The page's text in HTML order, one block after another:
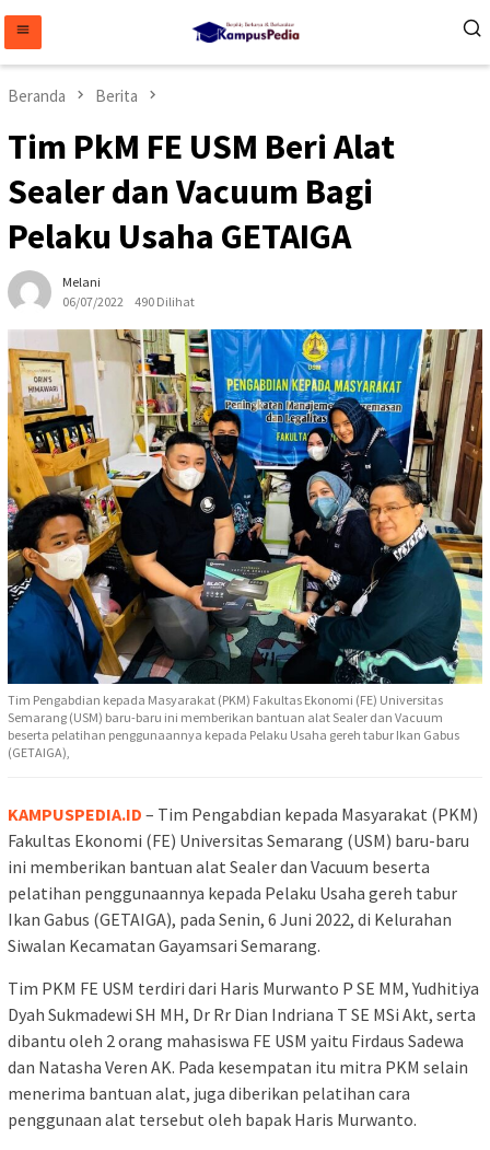
konten
Beranda Berita
Tim PkM FE USM Beri Alat
Sealer dan Vacuum Bagi
Pelaku Usaha GETAIGA
Melani
06/07/2022
490 Dilihat
Tim Pengabdian kepada Masyarakat (PKM) Fakultas Ekonomi (FE) Universitas
Semarang (USM) baru-baru ini memberikan bantuan alat Sealer dan Vacuum
beserta pelatihan penggunaannya kepada Pelaku Usaha gereh tabur Ikan Gabus
(GETAIGA),
KAMPUSPEDIA.ID – Tim Pengabdian kepada Masyarakat (PKM)
Fakultas Ekonomi (FE) Universitas Semarang (USM) baru-baru
ini memberikan bantuan alat Sealer dan Vacuum beserta
pelatihan penggunaannya kepada Pelaku Usaha gereh tabur
Ikan Gabus (GETAIGA), pada Senin, 6 Juni 2022, di Kelurahan
Siwalan Kecamatan Gayamsari Semarang.
Tim PKM FE USM terdiri dari Haris Murwanto P SE MM, Yudhitiya
Dyah Sukmadewi SH MH, Dr Rr Dian Indriana T SE MSi Akt, serta
dibantu oleh 2 orang mahasiswa FE USM yaitu Firdaus Sadewa
dan Natasha Veren AK. Pada kesempatan itu mitra PKM selain
menerima bantuan alat, juga diberikan pelatihan cara
penggunaan alat tersebut oleh bapak Haris Murwanto.